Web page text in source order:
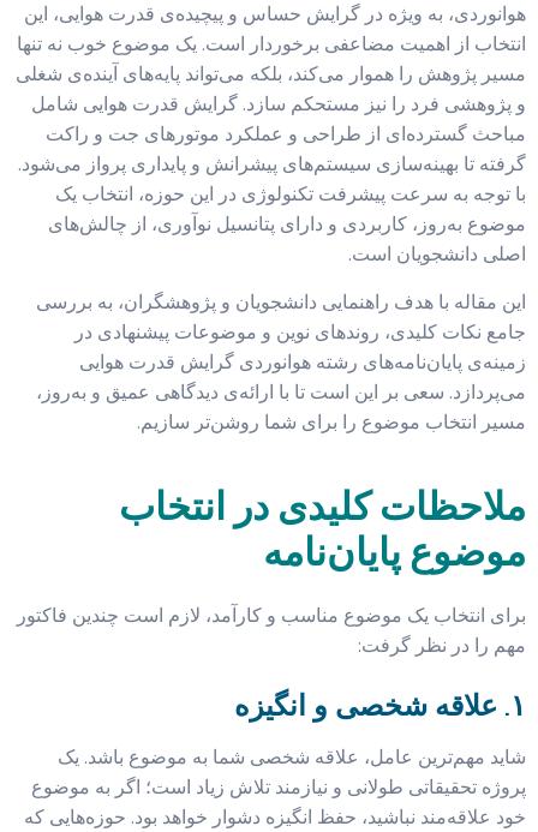
هوانوردی، به ویژه در گرایش حساس و پیچیده‌ی قدرت هوایی، این
انتخاب از اهمیت مضاعفی برخوردار است. یک موضوع خوب نه تنها
مسیر پژوهش را هموار می‌کند، بلکه می‌تواند پایه‌های آینده‌ی شغلی
و پژوهشی فرد را نیز مستحکم سازد. گرایش قدرت هوایی شامل
مباحث گسترده‌ای از طراحی و عملکرد موتورهای جت و راکت
گرفته تا بهینه‌سازی سیستم‌های پیشرانش و پایداری پرواز می‌شود.
با توجه به سرعت پیشرفت تکنولوژی در این حوزه، انتخاب یک
موضوع به‌روز، کاربردی و دارای پتانسیل نوآوری، از چالش‌های
اصلی دانشجویان است.
این مقاله با هدف راهنمایی دانشجویان و پژوهشگران، به بررسی
جامع نکات کلیدی، روندهای نوین و موضوعات پیشنهادی در
زمینه‌ی پایان‌نامه‌های رشته هوانوردی گرایش قدرت هوایی
می‌پردازد. سعی بر این است تا با ارائه‌ی دیدگاهی عمیق و به‌روز،
مسیر انتخاب موضوع را برای شما روشن‌تر سازیم.
ملاحظات کلیدی در انتخاب
موضوع پایان‌نامه
برای انتخاب یک موضوع مناسب و کارآمد، لازم است چندین فاکتور
مهم را در نظر گرفت:
۱. علاقه شخصی و انگیزه
شاید مهم‌ترین عامل، علاقه شخصی شما به موضوع باشد. یک
پروژه تحقیقاتی طولانی و نیازمند تلاش زیاد است؛ اگر به موضوع
خود علاقه‌مند نباشید، حفظ انگیزه دشوار خواهد بود. حوزه‌هایی که